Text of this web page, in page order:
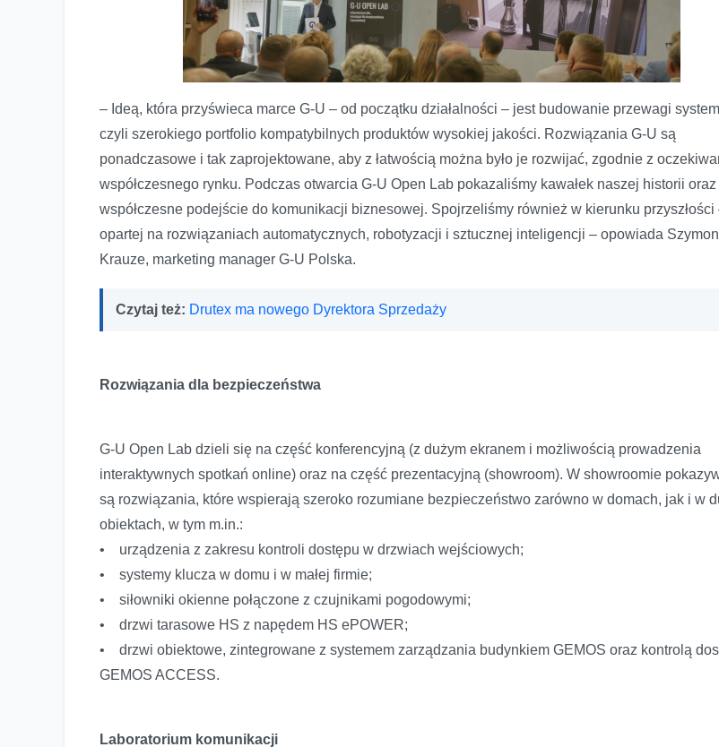
– Ideą, która przyświeca marce G-U – od początku działalności – jest budowanie przewagi
czyli szerokiego portfolio kompatybilnych produktów wysokiej jakości. Rozwiązania G-U są
ponadczasowe i tak zaprojektowane, aby z łatwością można było je rozwijać, zgodnie z
współczesnego rynku. Podczas otwarcia G-U Open Lab pokazaliśmy kawałek naszej historii oraz
współczesne podejście do komunikacji biznesowej. Spojrzeliśmy również w kierunku przyszłości
opartej na rozwiązaniach automatycznych, robotyzacji i sztucznej inteligencji – opowiada Szymon
Krauze, marketing manager G-U Polska.
Czytaj też: Drutex ma nowego Dyrektora Sprzedaży
Rozwiązania dla bezpieczeństwa
G-U Open Lab dzieli się na część konferencyjną (z dużym ekranem i możliwością prowadzenia
interaktywnych spotkań online) oraz na część prezentacyjną (showroom). W showroomie
są rozwiązania, które wspierają szeroko rozumiane bezpieczeństwo zarówno w domach, jak i w
obiektach, w tym m.in.:
• urządzenia z zakresu kontroli dostępu w drzwiach wejściowych;
• systemy klucza w domu i w małej firmie;
• siłowniki okienne połączone z czujnikami pogodowymi;
• drzwi tarasowe HS z napędem HS ePOWER;
• drzwi obiektowe, zintegrowane z systemem zarządzania budynkiem GEMOS oraz kontrolą
GEMOS ACCESS.
Laboratorium komunikacji